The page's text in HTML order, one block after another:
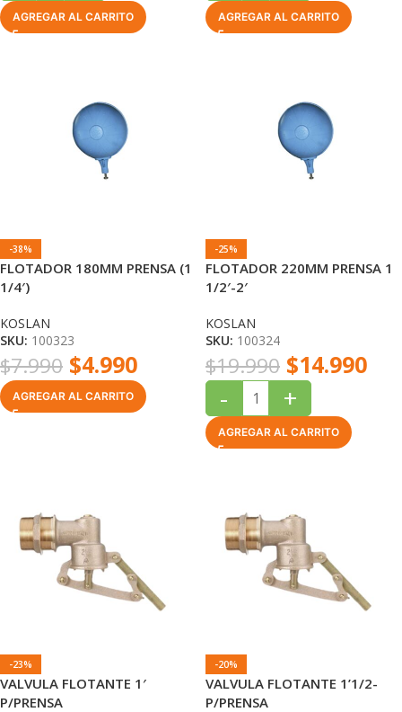
AGREGAR AL CARRITO AGREGAR AL CARRITO
-38%
FLOTADOR 180MM PRENSA (1
1/4′)
KOSLAN
SKU: 100323
$7.990 $4.990
AGREGAR AL CARRITO
-25%
FLOTADOR 220MM PRENSA 1
1/2′-2′
KOSLAN
SKU: 100324
$19.990 $14.990
- +
AGREGAR AL CARRITO
-23%
VALVULA FLOTANTE 1′
P/PRENSA
-20%
VALVULA FLOTANTE 1’1/2-
P/PRENSA